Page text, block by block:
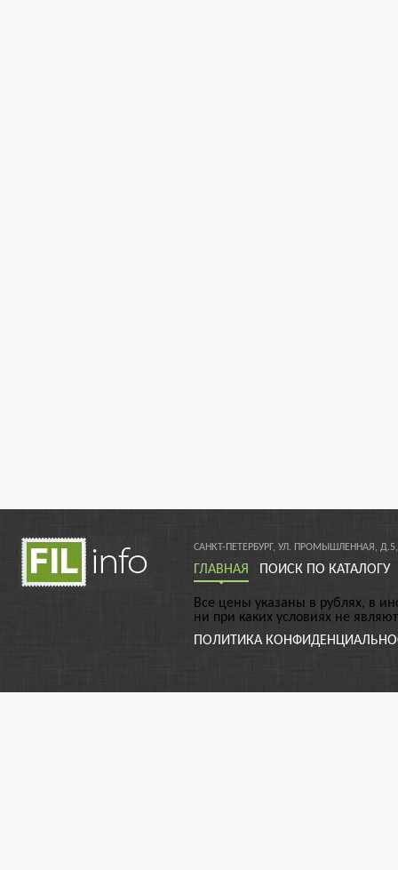
САНКТ-ПЕТЕРБУРГ, УЛ. ПРОМЫШЛЕННАЯ,
ГЛАВНАЯ ПОИСК ПО КАТАЛОГУ
Все цены указаны в рублях, в
ни при каких условиях не
ПОЛИТИКА